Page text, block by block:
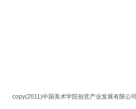
copy(2011)中国美术学院创意产业发展有限公司